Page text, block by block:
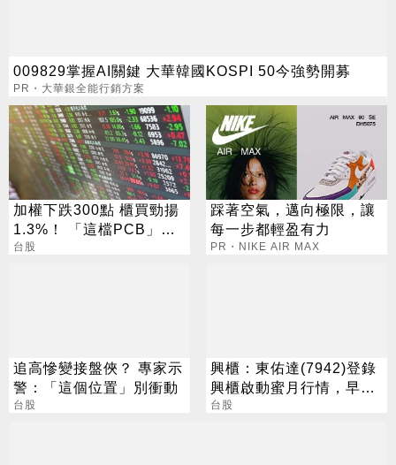
009829掌握AI關鍵 大華韓國KOSPI 50今強勢開募
PR・大華銀全能行銷方案
加權下跌300點 櫃買勁揚
1.3%！ 「這檔PCB」連3
天漲停
台股
踩著空氣，邁向極限，讓
每一步都輕盈有力
PR・NIKE AIR MAX
追高慘變接盤俠？ 專家示
警：「這個位置」別衝動
台股
興櫃：東佑達(7942)登錄
興櫃啟動蜜月行情，早盤
一度大漲186%
台股